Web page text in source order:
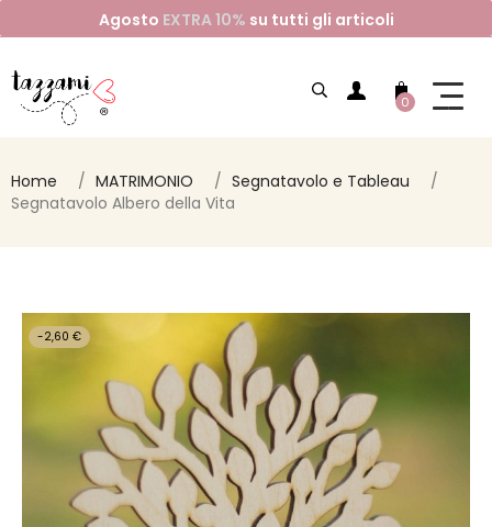
Agosto EXTRA 10% su tutti gli articoli
0
Home MATRIMONIO
Segnatavolo e Tableau
Segnatavolo Albero della Vita
-2,60 €